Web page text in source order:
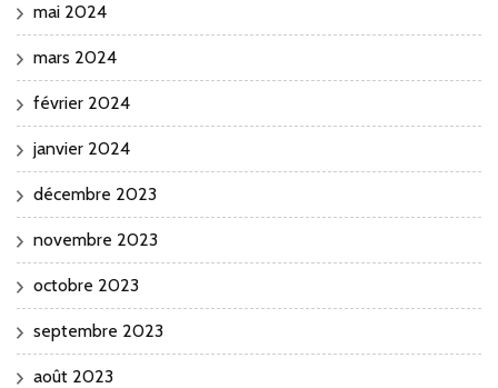
mai 2024
mars 2024
février 2024
janvier 2024
décembre 2023
novembre 2023
octobre 2023
septembre 2023
août 2023